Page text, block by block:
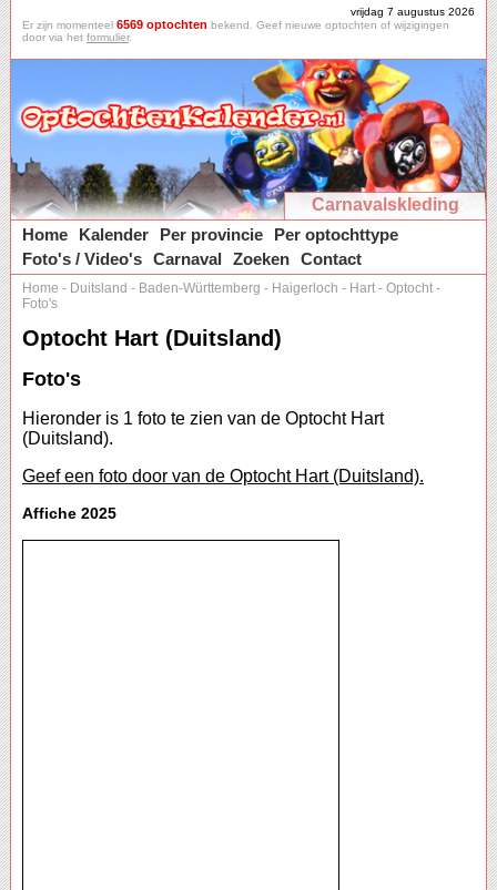
vrijdag 7 augustus 2026
Er zijn momenteel 6569 optochten bekend. Geef nieuwe optochten of wijzigingen
door via het formulier.
Carnavalskleding
Home
Kalender Per provincie
Per optochttype
Foto's / Video's Carnaval Zoeken Contact
Home - Duitsland - Baden-Württemberg - Haigerloch - Hart - Optocht -
Foto's
Optocht Hart (Duitsland)
Foto's
Hieronder is 1 foto te zien van de Optocht Hart
(Duitsland).
Geef een foto door van de Optocht Hart (Duitsland).
Affiche 2025